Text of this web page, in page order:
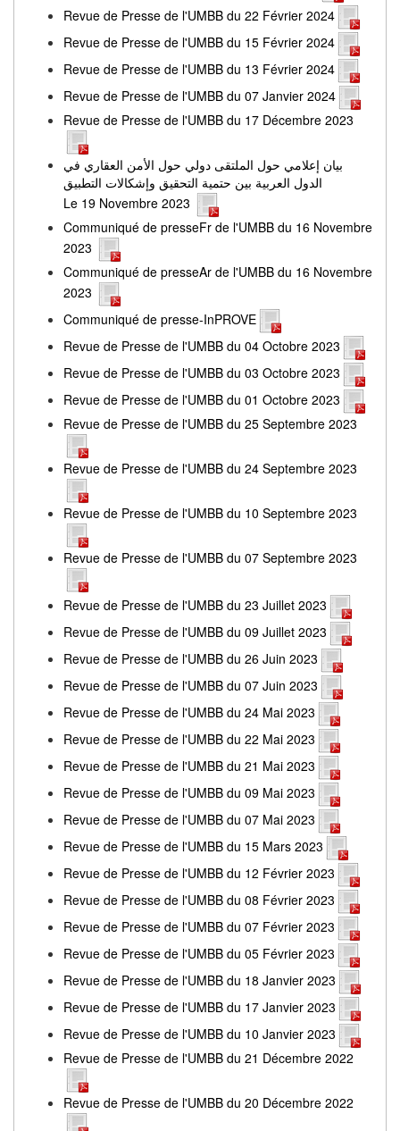
Revue de Presse de l'UMBB du 22 Février 2024
Revue de Presse de l'UMBB du 15 Février 2024
Revue de Presse de l'UMBB du 13 Février 2024
Revue de Presse de l'UMBB du 07 Janvier 2024
Revue de Presse de l'UMBB du 17 Décembre 2023
بيان إعلامي حول الملتقى دولي حول الأمن العقاري في
الدول العربية بين حتمية التحقيق وإشكالات التطبيق
Le 19 Novembre 2023
Communiqué de presseFr de l'UMBB du 16 Novembre
2023
Communiqué de presseAr de l'UMBB du 16 Novembre
2023
Communiqué de presse-InPROVE
Revue de Presse de l'UMBB du 04 Octobre 2023
Revue de Presse de l'UMBB du 03 Octobre 2023
Revue de Presse de l'UMBB du 01 Octobre 2023
Revue de Presse de l'UMBB du 25 Septembre 2023
Revue de Presse de l'UMBB du 24 Septembre 2023
Revue de Presse de l'UMBB du 10 Septembre 2023
Revue de Presse de l'UMBB du 07 Septembre 2023
Revue de Presse de l'UMBB du 23 Juillet 2023
Revue de Presse de l'UMBB du 09 Juillet 2023
Revue de Presse de l'UMBB du 26 Juin 2023
Revue de Presse de l'UMBB du 07 Juin 2023
Revue de Presse de l'UMBB du 24 Mai 2023
Revue de Presse de l'UMBB du 22 Mai 2023
Revue de Presse de l'UMBB du 21 Mai 2023
Revue de Presse de l'UMBB du 09 Mai 2023
Revue de Presse de l'UMBB du 07 Mai 2023
Revue de Presse de l'UMBB du 15 Mars 2023
Revue de Presse de l'UMBB du 12 Février 2023
Revue de Presse de l'UMBB du 08 Février 2023
Revue de Presse de l'UMBB du 07 Février 2023
Revue de Presse de l'UMBB du 05 Février 2023
Revue de Presse de l'UMBB du 18 Janvier 2023
Revue de Presse de l'UMBB du 17 Janvier 2023
Revue de Presse de l'UMBB du 10 Janvier 2023
Revue de Presse de l'UMBB du 21 Décembre 2022
Revue de Presse de l'UMBB du 20 Décembre 2022